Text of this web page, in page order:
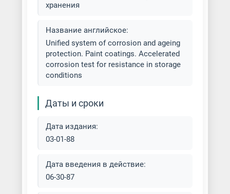
Покраска обливом и окунанием
Покраска по ржавчине
Покраска электростатическим
Полимерная окраска листов
хранения
Название английское:
Unified system of corrosion and ageing
protection. Paint coatings. Accelerated
corrosion test for resistance in storage
conditions
Даты и сроки
Дата издания:
03-01-88
Дата введения в действие:
06-30-87